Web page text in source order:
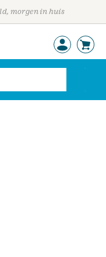
morgen in huis